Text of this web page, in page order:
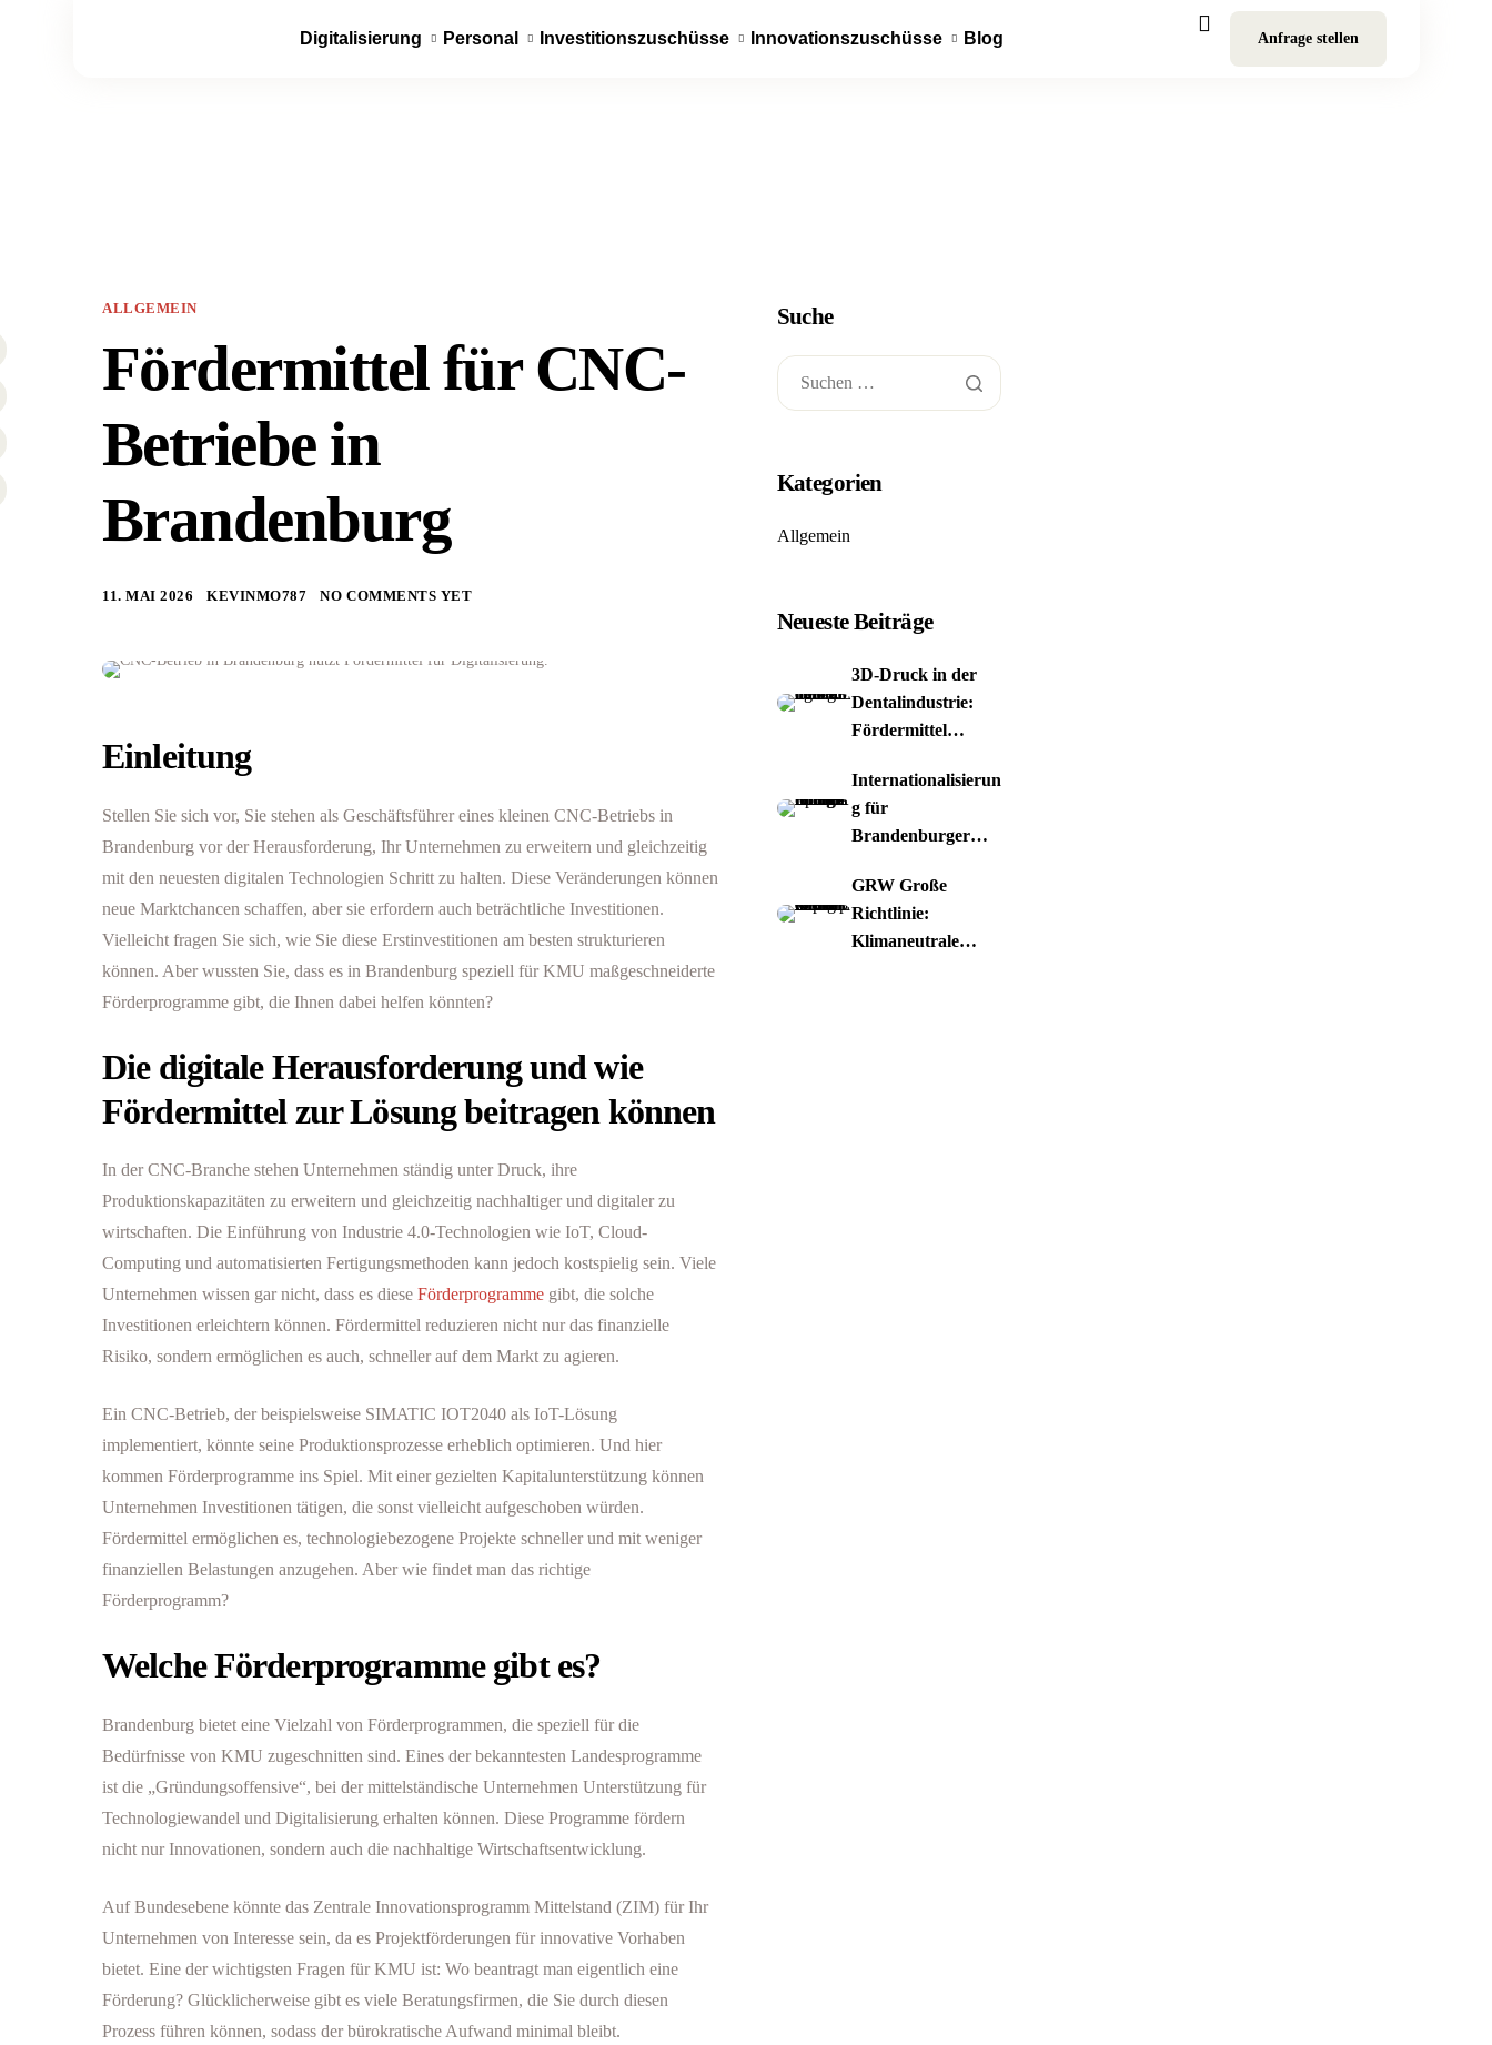
Digitalisierung Personal Investitionszuschüsse Innovationszuschüsse Blog Anfrage stellen
ALLGEMEIN
Fördermittel für CNC-
Betriebe in
Brandenburg
11. MAI 2026 KEVINMO787 NO COMMENTS YET
Einleitung
Stellen Sie sich vor, Sie stehen als Geschäftsführer eines kleinen CNC-Betriebs in
Brandenburg vor der Herausforderung, Ihr Unternehmen zu erweitern und gleichzeitig
mit den neuesten digitalen Technologien Schritt zu halten. Diese Veränderungen können
neue Marktchancen schaffen, aber sie erfordern auch beträchtliche Investitionen.
Vielleicht fragen Sie sich, wie Sie diese Erstinvestitionen am besten strukturieren
können. Aber wussten Sie, dass es in Brandenburg speziell für KMU maßgeschneiderte
Förderprogramme gibt, die Ihnen dabei helfen könnten?
Die digitale Herausforderung und wie
Fördermittel zur Lösung beitragen können
In der CNC-Branche stehen Unternehmen ständig unter Druck, ihre
Produktionskapazitäten zu erweitern und gleichzeitig nachhaltiger und digitaler zu
wirtschaften. Die Einführung von Industrie 4.0-Technologien wie IoT, Cloud-
Computing und automatisierten Fertigungsmethoden kann jedoch kostspielig sein. Viele
Unternehmen wissen gar nicht, dass es diese Förderprogramme gibt, die solche
Investitionen erleichtern können. Fördermittel reduzieren nicht nur das finanzielle
Risiko, sondern ermöglichen es auch, schneller auf dem Markt zu agieren.
Ein CNC-Betrieb, der beispielsweise SIMATIC IOT2040 als IoT-Lösung
implementiert, könnte seine Produktionsprozesse erheblich optimieren. Und hier
kommen Förderprogramme ins Spiel. Mit einer gezielten Kapitalunterstützung können
Unternehmen Investitionen tätigen, die sonst vielleicht aufgeschoben würden.
Fördermittel ermöglichen es, technologiebezogene Projekte schneller und mit weniger
finanziellen Belastungen anzugehen. Aber wie findet man das richtige
Förderprogramm?
Welche Förderprogramme gibt es?
Brandenburg bietet eine Vielzahl von Förderprogrammen, die speziell für die
Bedürfnisse von KMU zugeschnitten sind. Eines der bekanntesten Landesprogramme
ist die „Gründungsoffensive“, bei der mittelständische Unternehmen Unterstützung für
Technologiewandel und Digitalisierung erhalten können. Diese Programme fördern
nicht nur Innovationen, sondern auch die nachhaltige Wirtschaftsentwicklung.
Auf Bundesebene könnte das Zentrale Innovationsprogramm Mittelstand (ZIM) für Ihr
Unternehmen von Interesse sein, da es Projektförderungen für innovative Vorhaben
bietet. Eine der wichtigsten Fragen für KMU ist: Wo beantragt man eigentlich eine
Förderung? Glücklicherweise gibt es viele Beratungsfirmen, die Sie durch diesen
Prozess führen können, sodass der bürokratische Aufwand minimal bleibt.
Suche
Kategorien
Allgemein
Neueste Beiträge
3D-Druck in der
Dentalindustrie:
Fördermittel
Internationalisierun
g für
Brandenburger
GRW Große
Richtlinie:
Klimaneutrale